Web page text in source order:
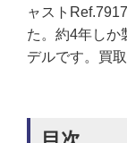
ャスト
た。約4年しか
デルです。買